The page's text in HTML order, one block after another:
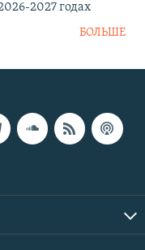
2027 годах
БОЛЬШЕ